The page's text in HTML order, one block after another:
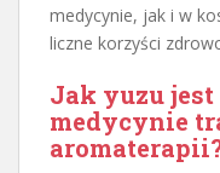
medycynie, jak i w
liczne korzyści
Jak yuzu
medycynie